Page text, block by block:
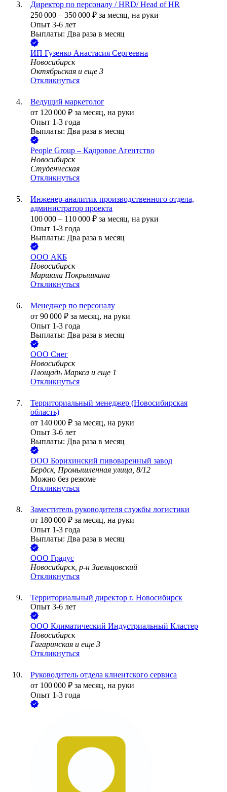
Директор по персоналу / HRD/ Head of HR
250 000 – 350 000 ₽ за месяц, на руки
Опыт 3-6 лет
Выплаты: Два раза в месяц
ИП Гузенко Анастасия Сергеевна
Новосибирск
Октябрьская и еще 3
Откликнуться
Ведущий маркетолог
от 120 000 ₽ за месяц, на руки
Опыт 1-3 года
Выплаты: Два раза в месяц
People Group – Кадровое Агентство
Новосибирск
Студенческая
Откликнуться
Инженер-аналитик производственного отдела,
администратор проекта
100 000 – 110 000 ₽ за месяц, на руки
Опыт 1-3 года
Выплаты: Два раза в месяц
ООО АКБ
Новосибирск
Маршала Покрышкина
Откликнуться
Менеджер по персоналу
от 90 000 ₽ за месяц, на руки
Опыт 1-3 года
Выплаты: Два раза в месяц
ООО Снег
Новосибирск
Площадь Маркса и еще 1
Откликнуться
Территориальный менеджер (Новосибирская
область)
от 140 000 ₽ за месяц, на руки
Опыт 3-6 лет
Выплаты: Два раза в месяц
ООО Борихинский пивоваренный завод
Бердск, Промышленная улица, 8/12
Можно без резюме
Откликнуться
Заместитель руководителя службы логистики
от 180 000 ₽ за месяц, на руки
Опыт 1-3 года
Выплаты: Два раза в месяц
ООО Градус
Новосибирск, р-н Заельцовский
Откликнуться
Территориальный директор г. Новосибирск
Опыт 3-6 лет
ООО Климатический Индустриальный Кластер
Новосибирск
Гагаринская и еще 3
Откликнуться
Руководитель отдела клиентского сервиса
от 100 000 ₽ за месяц, на руки
Опыт 1-3 года